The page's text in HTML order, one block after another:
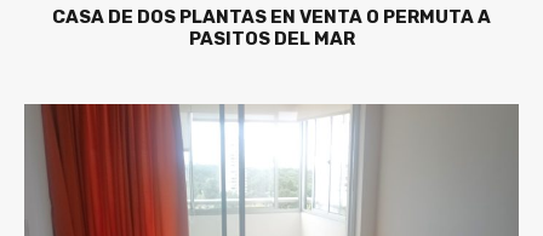
CASA DE DOS PLANTAS EN VENTA O PERMUTA A
PASITOS DEL MAR